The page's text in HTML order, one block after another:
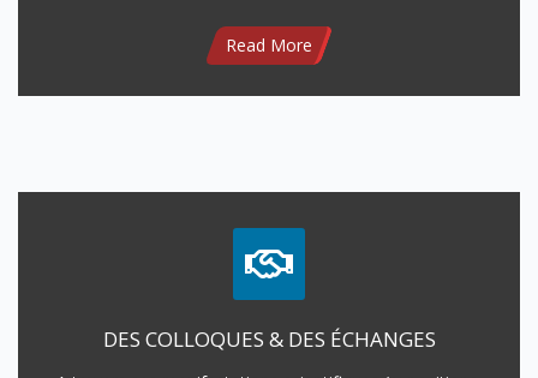
Read More
DES COLLOQUES & DES ÉCHANGES